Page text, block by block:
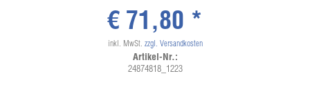
€ 71,80 *
inkl. MwSt. zzgl. Versandkosten
Artikel-Nr.:
24874818_1223